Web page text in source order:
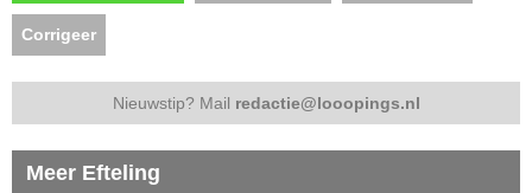
Corrigeer
Nieuwstip? Mail redactie@looopings.nl
Meer Efteling